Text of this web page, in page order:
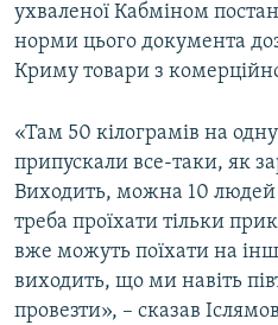
ухваленої Кабміном
норми цього документа
Криму товари з
«Там 50 кілограмів на
припускали все-таки, як
Виходить, можна 10 людей
треба проїхати тільки
вже можуть поїхати на
виходить, що ми навіть
провезти», – сказав